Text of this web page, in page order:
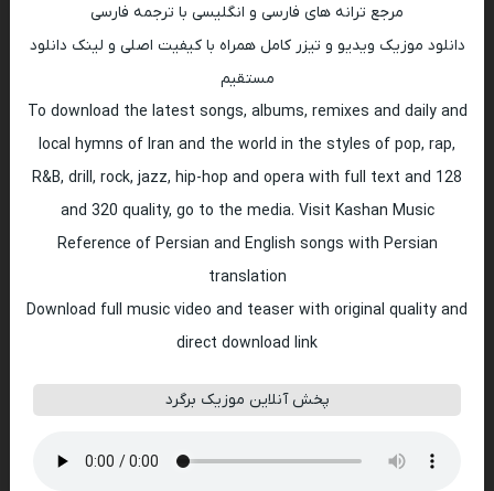
مرجع ترانه های فارسی و انگلیسی با ترجمه فارسی
دانلود موزیک ویدیو و تیزر کامل همراه با کیفیت اصلی و لینک دانلود
مستقیم
To download the latest songs, albums, remixes and daily and
local hymns of Iran and the world in the styles of pop, rap,
R&B, drill, rock, jazz, hip-hop and opera with full text and 128
and 320 quality, go to the media. Visit Kashan Music
Reference of Persian and English songs with Persian
translation
Download full music video and teaser with original quality and
direct download link
پخش آنلاین موزیک برگرد